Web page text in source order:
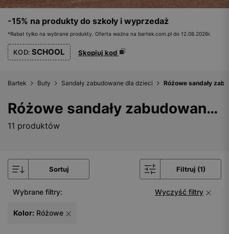
-15% na produkty do szkoły i wyprzedaż
*Rabat tylko na wybrane produkty. Oferta ważna na bartek.com.pl do 12.08.2026r.
KOD: SCHOOL Skopiuj kod
Bartek Buty Sandały zabudowane dla dzieci Różowe sandały
Różowe sandały zabudowane dla dzieci
11 produktów
Sortuj Filtruj (1)
Wybrane filtry: Wyczyść filtry
Kolor: Różowe